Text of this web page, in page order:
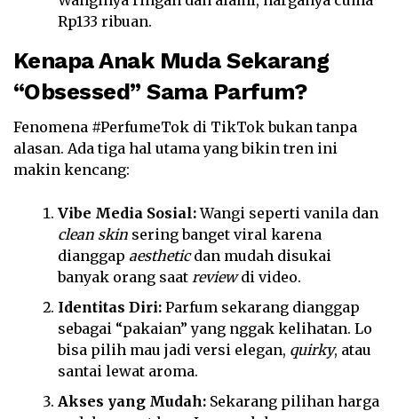
Rp133 ribuan.
Kenapa Anak Muda Sekarang
“Obsessed” Sama Parfum?
Fenomena #PerfumeTok di TikTok bukan tanpa
alasan. Ada tiga hal utama yang bikin tren ini
makin kencang:
Vibe Media Sosial:Wangi seperti vanila dan
clean skin sering banget viral karena
dianggap aestheticdan mudah disukai
banyak orang saat reviewdi video.
Identitas Diri: Parfum sekarang dianggap
sebagai “pakaian” yang nggak kelihatan. Lo
bisa pilih mau jadi versi elegan, quirky, atau
santai lewat aroma.
Akses yang Mudah: Sekarang pilihan harga